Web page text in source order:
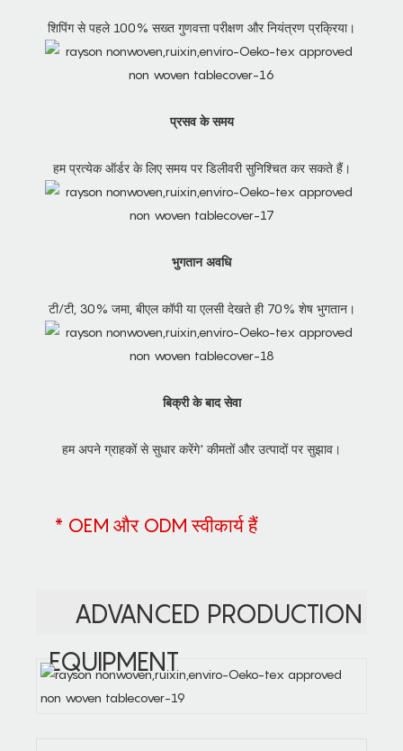
शिपिंग से पहले 100% सख्त गुणवत्ता परीक्षण और नियंत्रण प्रक्रिया।
प्रसव के समय
हम प्रत्येक ऑर्डर के लिए समय पर डिलीवरी सुनिश्चित कर सकते हैं।
भुगतान अवधि
टी/टी, 30% जमा, बीएल कॉपी या एलसी देखते ही 70% शेष भुगतान।
बिक्री के बाद सेवा
हम अपने ग्राहकों से सुधार करेंगे' कीमतों और उत्पादों पर सुझाव।
* OEM और ODM स्वीकार्य हैं
ADVANCED PRODUCTION
EQUIPMENT